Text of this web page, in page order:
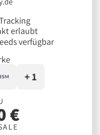
erlaubt
verfügbar
+ 1
€